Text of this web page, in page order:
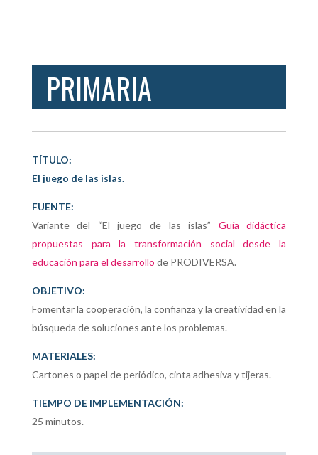
PRIMARIA
TÍTULO:
El juego de las islas.
FUENTE:
Variante del “El juego de las islas” Guía didáctica
propuestas para la transformación social desde la
educación para el desarrollo de PRODIVERSA.
OBJETIVO:
Fomentar la cooperación, la confianza y la creatividad en la
búsqueda de soluciones ante los problemas.
MATERIALES:
Cartones o papel de periódico, cinta adhesiva y tijeras.
TIEMPO DE IMPLEMENTACIÓN:
25 minutos.